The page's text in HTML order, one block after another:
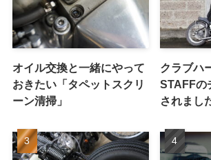
オイル交換と一緒にやって
おきたい「タペットスクリ
ーン清掃」
クラブハ
STAFFの
されまし